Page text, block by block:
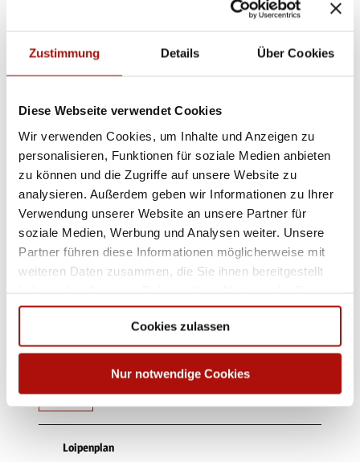
Zustimmung Details Über Cookies
Diese Webseite verwendet Cookies
Wir verwenden Cookies, um Inhalte und Anzeigen zu
personalisieren, Funktionen für soziale Medien anbieten
zu können und die Zugriffe auf unsere Website zu
analysieren. Außerdem geben wir Informationen zu Ihrer
Verwendung unserer Website an unsere Partner für
soziale Medien, Werbung und Analysen weiter. Unsere
Partner führen diese Informationen möglicherweise mit
weiteren Daten zusammen, die Sie ihnen bereitgestellt
gesammelt haben.
Cookies zulassen
Nur notwendige Cookies
Kleine Fahrradkarte Willingen/Diemelsee
Bestellen
Kids-Mountainbike-Netz
Bestellen
Loipenplan